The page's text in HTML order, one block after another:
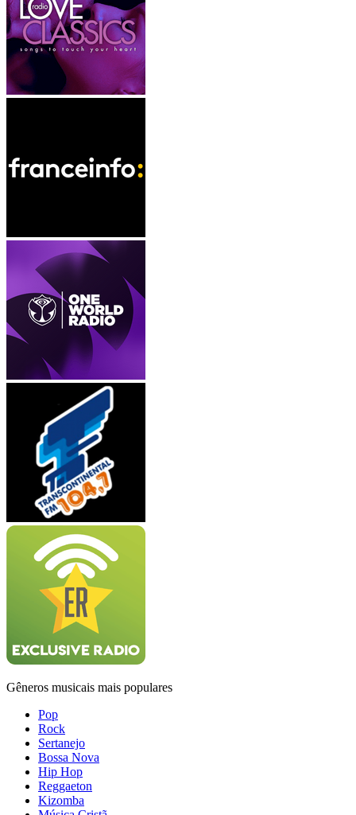
Gêneros musicais mais populares
Pop
Rock
Sertanejo
Bossa Nova
Hip Hop
Reggaeton
Kizomba